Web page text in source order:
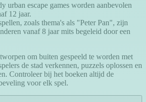
urban escape games worden aanbevolen
12 jaar.
zoals thema's als "Peter Pan", zijn
vanaf 8 jaar mits begeleid door een
om buiten gespeeld te worden met
de stad verkennen, puzzels oplossen en
Controleer bij het boeken altijd de
voor elk spel.